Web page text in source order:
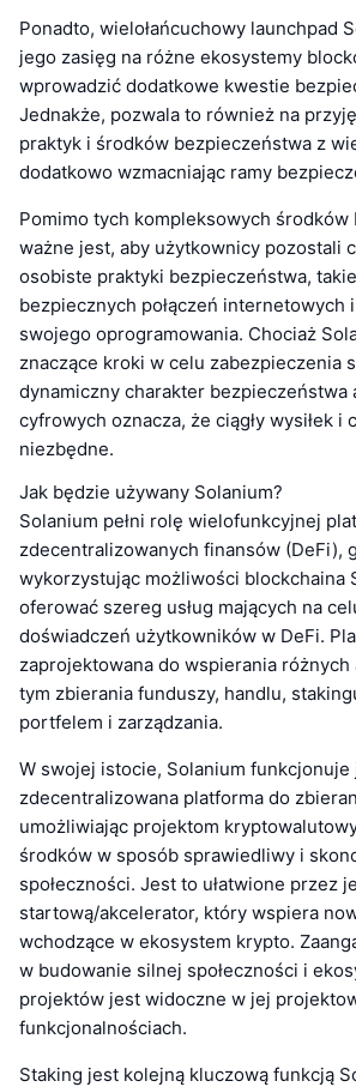
Ponadto, wielołańcuchowy launchpad
jego zasięg na różne ekosystemy
wprowadzić dodatkowe kwestie
Jednakże, pozwala to również na
praktyk i środków bezpieczeństwa z
dodatkowo wzmacniając ramy
Pomimo tych kompleksowych środków
ważne jest, aby użytkownicy pozostali
osobiste praktyki bezpieczeństwa,
bezpiecznych połączeń internetowych
swojego oprogramowania. Chociaż
znaczące kroki w celu zabezpieczenia
dynamiczny charakter bezpieczeństwa
cyfrowych oznacza, że ciągły wysiłek i
niezbędne.
Jak będzie używany Solanium?
Solanium pełni rolę wielofunkcyjnej
zdecentralizowanych finansów (DeFi),
wykorzystując możliwości blockchaina
oferować szereg usług mających na
doświadczeń użytkowników w DeFi.
zaprojektowana do wspierania
tym zbierania funduszy, handlu,
portfelem i zarządzania.
W swojej istocie, Solanium funkcjonuje
zdecentralizowana platforma do
umożliwiając projektom
środków w sposób sprawiedliwy i
społeczności. Jest to ułatwione przez
startową/akcelerator, który wspiera
wchodzące w ekosystem krypto.
w budowanie silnej społeczności i
projektów jest widoczne w jej
funkcjonalnościach.
Staking jest kolejną kluczową funkcją